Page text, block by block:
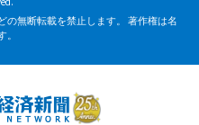
の無断転載を禁止します。 著作権は名